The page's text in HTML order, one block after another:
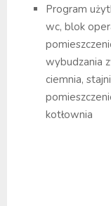
Program
wc, blok
wybudzania
ciemnia,
kotłownia